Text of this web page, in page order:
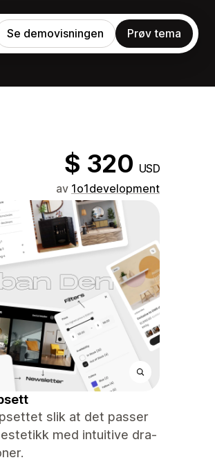
Se demovisningen Prøv tema
$ 320 USD
av 1o1development
slik at det passer
med intuitive dra-